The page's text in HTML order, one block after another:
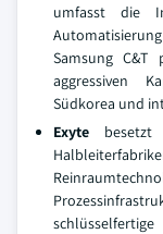
umfasst die
Samsung
aggressiven
Südkorea und
Exyte